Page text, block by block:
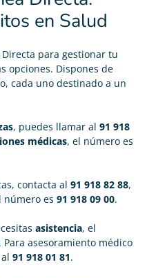
en Salud
para gestionar tu
opciones. Dispones de
cada uno destinado a un
, puedes llamar al 91 918
médicas, el número es
contacta al 91 918 82 88,
número es 91 918 09 00.
asistencia, el
. Para asesoramiento médico
91 918 01 81.